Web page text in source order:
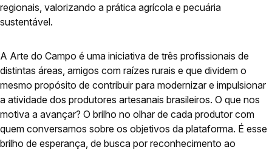
regionais, valorizando a prática agrícola e pecuária
sustentável.
A Arte do Campo é uma iniciativa de três profissionais de
distintas áreas, amigos com raízes rurais e que dividem o
mesmo propósito de contribuir para modernizar e impulsionar
a atividade dos produtores artesanais brasileiros. O que nos
motiva a avançar? O brilho no olhar de cada produtor com
quem conversamos sobre os objetivos da plataforma. É esse
brilho de esperança, de busca por reconhecimento ao